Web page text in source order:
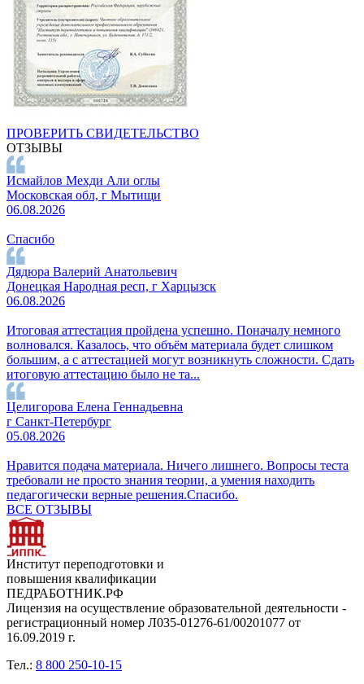
ПРОВЕРИТЬ СВИДЕТЕЛЬСТВО
ОТЗЫВЫ
Исмайлов Мехди Али оглы
Московская обл, г Мытищи
06.08.2026
Спасибо
Дядюра Валерий Анатольевич
Донецкая Народная респ, г Харцызск
06.08.2026
Итоговая аттестация пройдена успешно. Поначалу немного
волновался. Казалось, что объём материала будет слишком
большим, а с аттестацией могут возникнуть сложности. Сдать
итоговую аттестацию было не та...
Целигорова Елена Геннадьевна
г Санкт-Петербург
05.08.2026
Нравится подача материала. Ничего лишнего. Вопросы теста
требовали не просто знания теории, а умения находить
педагогически верные решения.Спасибо.
ВСЕ ОТЗЫВЫ
Институт переподготовки и
повышения квалификации
ПЕДРАБОТНИК.РФ
Лицензия на осуществление образовательной деятельности -
регистрационный номер Л035-01276-61/00201077 от
16.09.2019 г.
Тел.: 8 800 250-10-15